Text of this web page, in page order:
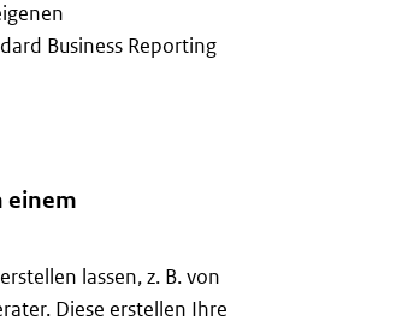
Business Reporting
mit einer Buchhaltungssoftware
einem
lassen, z. B. von
Diese erstellen Ihre